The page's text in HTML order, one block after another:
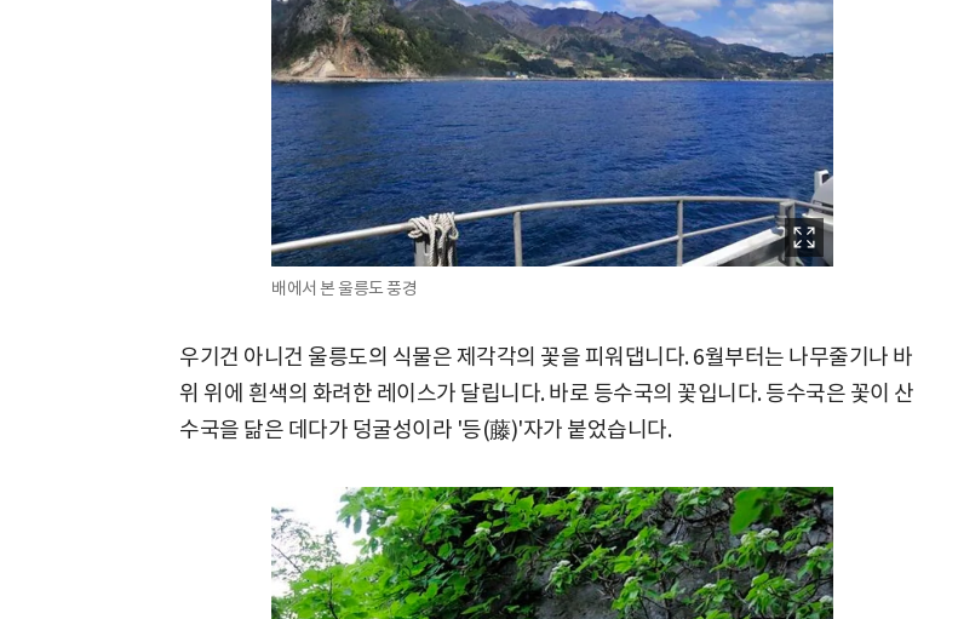
배에서 본 울릉도 풍경
우기건 아니건 울릉도의 식물은 제각각의 꽃을 피워댑니다. 6월부터는 나무줄기나 바
위 위에 흰색의 화려한 레이스가 달립니다. 바로 등수국의 꽃입니다. 등수국은 꽃이 산
수국을 닮은 데다가 덩굴성이라 '등(藤)'자가 붙었습니다.